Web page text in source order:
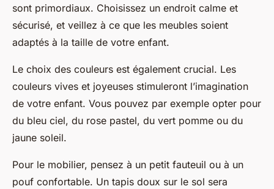
sont primordiaux. Choisissez un endroit calme et
sécurisé, et veillez à ce que les meubles soient
adaptés à la taille de votre enfant.
Le choix des couleurs est également crucial. Les
couleurs vives et joyeuses stimuleront l’imagination
de votre enfant. Vous pouvez par exemple opter pour
du bleu ciel, du rose pastel, du vert pomme ou du
jaune soleil.
Pour le mobilier, pensez à un petit fauteuil ou à un
pouf confortable. Un tapis doux sur le sol sera